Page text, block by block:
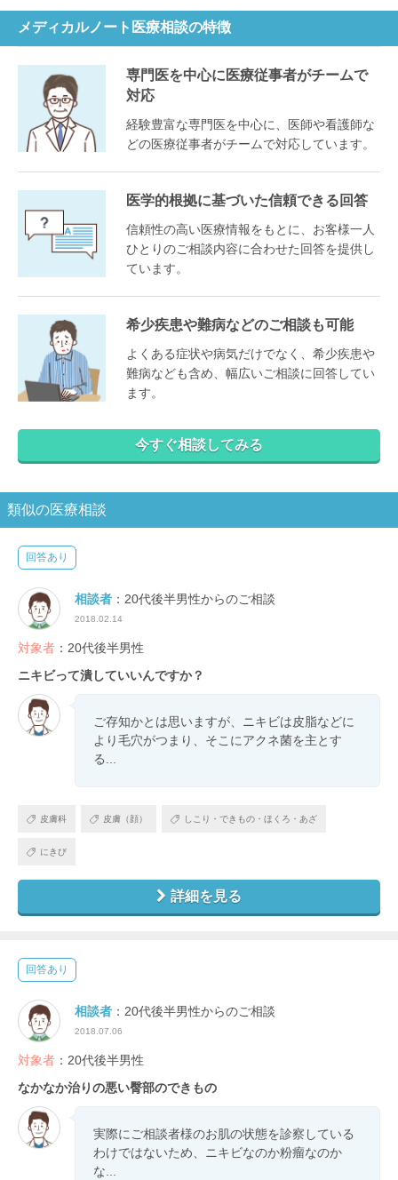
メディカルノート医療相談の特徴
専門医を中心に医療従事者がチームで
対応
経験豊富な専門医を中心に、医師や看護師な
どの医療従事者がチームで対応しています。
医学的根拠に基づいた信頼できる回答
信頼性の高い医療情報をもとに、お客様一人
ひとりのご相談内容に合わせた回答を提供し
ています。
希少疾患や難病などのご相談も可能
よくある症状や病気だけでなく、希少疾患や
難病なども含め、幅広いご相談に回答してい
ます。
今すぐ相談してみる
類似の医療相談
回答あり
相談者 ：20代後半男性からのご相談
2018.02.14
対象者 ：20代後半男性
ニキビって潰していいんですか？
ご存知かとは思いますが、ニキビは皮脂などに
より毛穴がつまり、そこにアクネ菌を主とす
る...
皮膚科 皮膚（顔） しこり・できもの・ほくろ・あざ
にきび
詳細を見る
回答あり
相談者 ：20代後半男性からのご相談
2018.07.06
対象者 ：20代後半男性
なかなか治りの悪い臀部のできもの
実際にご相談者様のお肌の状態を診察している
わけではないため、ニキビなのか粉瘤なのか
な...